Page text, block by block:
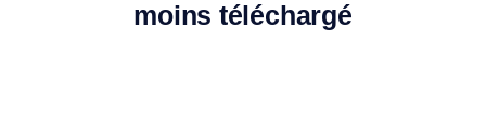
moins téléchargé